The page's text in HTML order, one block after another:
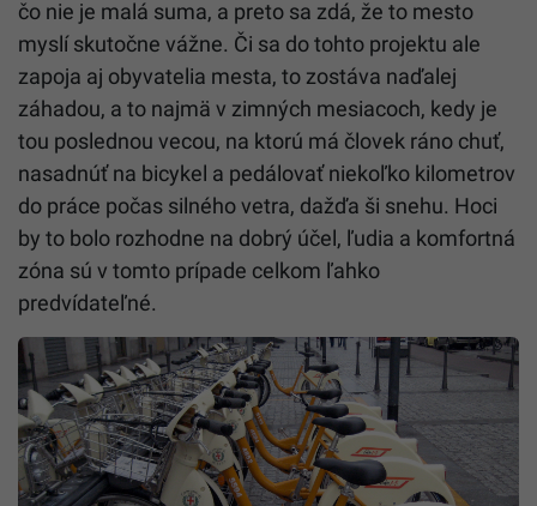
čo nie je malá suma, a preto sa zdá, že to mesto
myslí skutočne vážne. Či sa do tohto projektu ale
zapoja aj obyvatelia mesta, to zostáva naďalej
záhadou, a to najmä v zimných mesiacoch, kedy je
tou poslednou vecou, na ktorú má človek ráno chuť,
nasadnúť na bicykel a pedálovať niekoľko kilometrov
do práce počas silného vetra, dažďa ši snehu. Hoci
by to bolo rozhodne na dobrý účel, ľudia a komfortná
zóna sú v tomto prípade celkom ľahko
predvídateľné.